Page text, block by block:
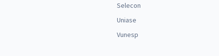
Selecon
Uniase
Vunesp